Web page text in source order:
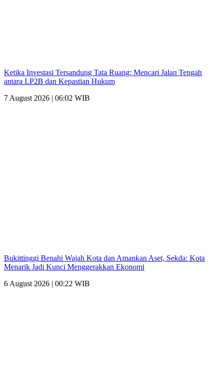
Ketika Investasi Tersandung Tata Ruang: Mencari Jalan Tengah
antara LP2B dan Kepastian Hukum
7 August 2026 | 06:02 WIB
Bukittinggi Benahi Wajah Kota dan Amankan Aset, Sekda: Kota
Menarik Jadi Kunci Menggerakkan Ekonomi
6 August 2026 | 00:22 WIB